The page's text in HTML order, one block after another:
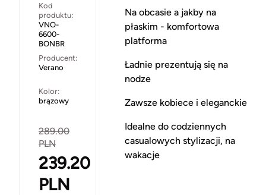
Kod
produktu:
VNO-
6600-
BONBR
Producent:
Verano
Kolor:
brązowy
289.00
PLN
239.20
PLN
Na obcasie a jakby na
płaskim - komfortowa
platforma
Ładnie prezentują się na
nodze
Zawsze kobiece i eleganckie
Idealne do codziennych
casualowych stylizacji, na
wakacje